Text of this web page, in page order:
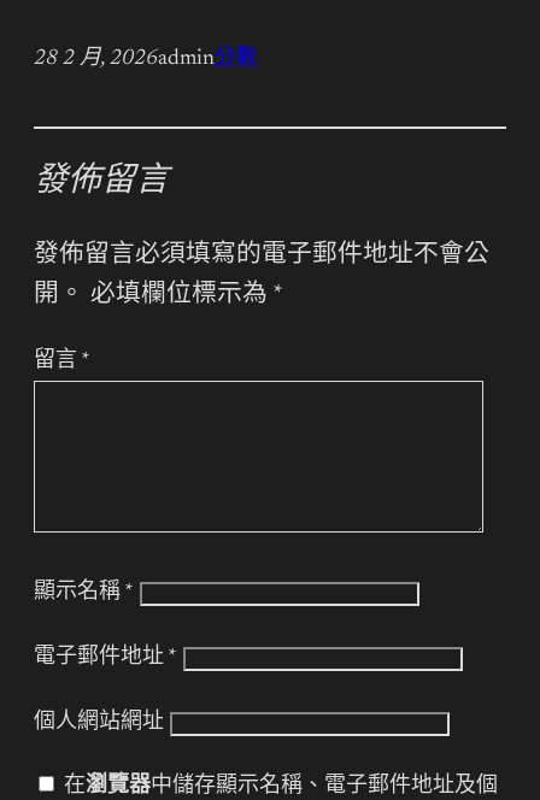
28 2 月, 2026admin分數
發佈留言
發佈留言必須填寫的電子郵件地址不會公
開。 必填欄位標示為 *
留言 *
顯示名稱 *
電子郵件地址 *
個人網站網址
在瀏覽器中儲存顯示名稱、電子郵件地址及個